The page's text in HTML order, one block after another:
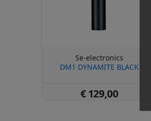
Se-electronics
DM1 DYNAMITE BLACK
€ 129,00